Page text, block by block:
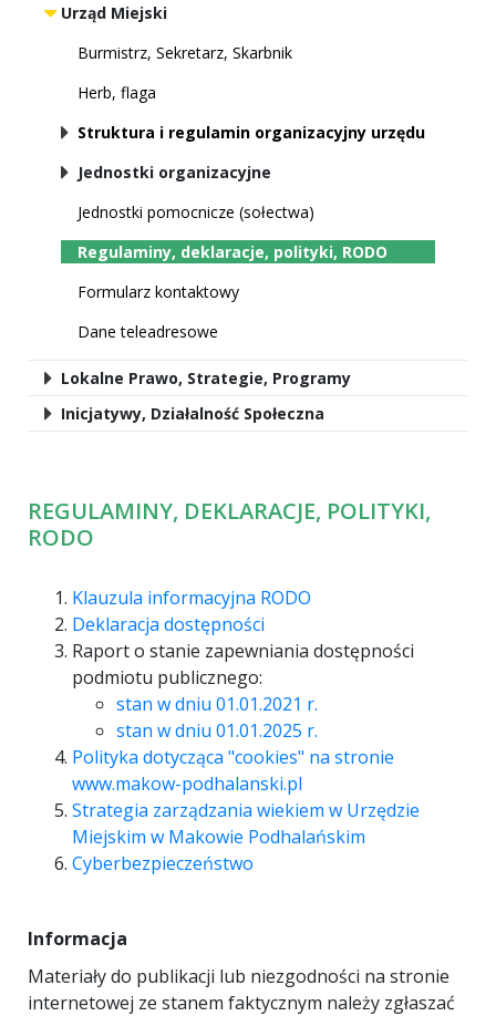
Urząd Miejski
Burmistrz, Sekretarz, Skarbnik
Herb, flaga
Struktura i regulamin organizacyjny urzędu
Jednostki organizacyjne
Jednostki pomocnicze (sołectwa)
Regulaminy, deklaracje, polityki, RODO
Formularz kontaktowy
Dane teleadresowe
Lokalne Prawo, Strategie, Programy
Inicjatywy, Działalność Społeczna
REGULAMINY, DEKLARACJE, POLITYKI,
RODO
Klauzula informacyjna RODO
Deklaracja dostępności
Raport o stanie zapewniania dostępności
podmiotu publicznego:
stan w dniu 01.01.2021 r.
stan w dniu 01.01.2025 r.
Polityka dotycząca "cookies" na stronie
www.makow-podhalanski.pl
Strategia zarządzania wiekiem w Urzędzie
Miejskim w Makowie Podhalańskim
Cyberbezpieczeństwo
Informacja
Materiały do publikacji lub niezgodności na stronie
internetowej ze stanem faktycznym należy zgłaszać